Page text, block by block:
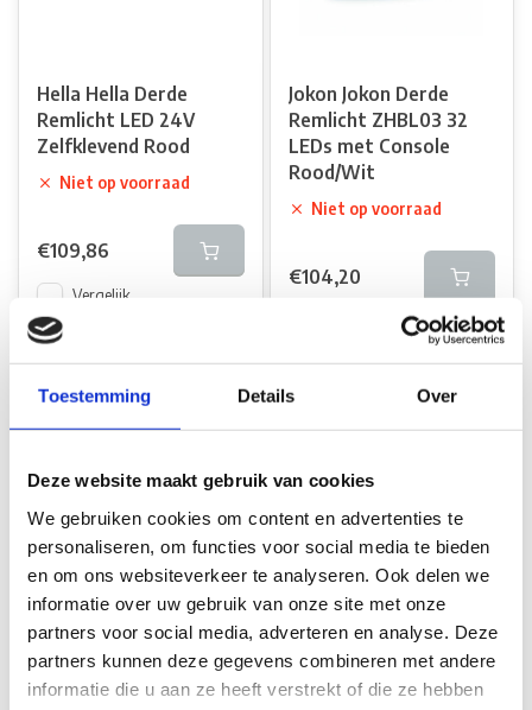
Toestemming Details Over
Deze website maakt gebruik van cookies
We gebruiken cookies om content en advertenties te
personaliseren, om functies voor social media te bieden
en om ons websiteverkeer te analyseren. Ook delen we
informatie over uw gebruik van onze site met onze
partners voor social media, adverteren en analyse. Deze
partners kunnen deze gegevens combineren met andere
informatie die u aan ze heeft verstrekt of die ze hebben
Hella Hella Derde
Remlicht LED 24V
Zelfklevend Rood
Niet op voorraad
€109,86
Vergelijk
Jokon Jokon Derde
Remlicht ZHBL03 32
LEDs met Console
Rood/Wit
Niet op voorraad
€104,20
Jokon Jokon Derde
Remlicht ZHBL24-2 28
LEDs Rood
Op voorraad*
Jokon Jokon Derde
Remlicht ZHBL24-2 28
LEDs Wit
Op voorraad*